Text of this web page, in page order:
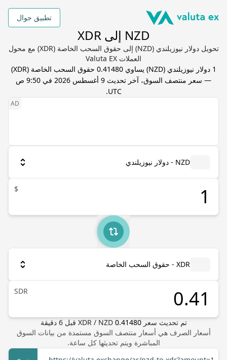
تطبيق جوال
NZD إلى XDR
تحويل دولار نيوزيلندي (NZD) إلى حقوق السحب الخاصة (XDR) مع محول
العملات Valuta EX
1 دولار نيوزيلندي (
NZD) يساوي0.41480 حقوق السحب الخاصة (
XDR
)
— سعر منتصف السوق، آخر تحديث
9 أغسطس 2026 في 9:50 ص
UTC
.
NZD - دولار نيوزيلندي
$
XDR - حقوق السحب الخاصة
SDR
تم تحديث سعر XDR/ NZD 0.41480 قبل6 دقيقة
أسعار الصرف هي أسعار منتصف السوق مستمدة من بيانات السوق
المباشرة ويتم تحديثها كل ساعة.